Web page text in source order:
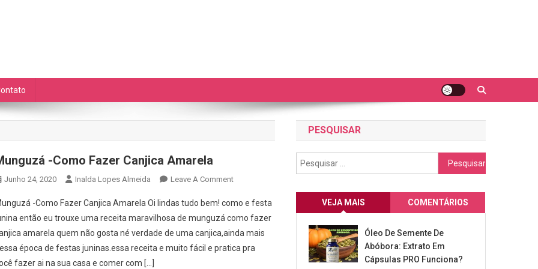
-Como Fazer Canjica Amarela
Junho 24, 2020 Inalda Lopes Almeida Leave A CommentOn
-
Como
Fazer
Canjica
-Como Fazer Canjica Amarela Oi lindas tudo bem! como e festa
então eu trouxe uma receita maravilhosa de munguzá como fazer
amarela quem não gosta né verdade de uma canjica,ainda mais
época de festas juninas.essa receita e muito fácil e pratica pra
fazer ai na sua casa e comer com […]
PESQUISAR
Pesquisar
por:
VEJA MAIS COMENTÁRIOS
Óleo De Semente De
Abóbora: Extrato Em
Cápsulas PRO Funciona?